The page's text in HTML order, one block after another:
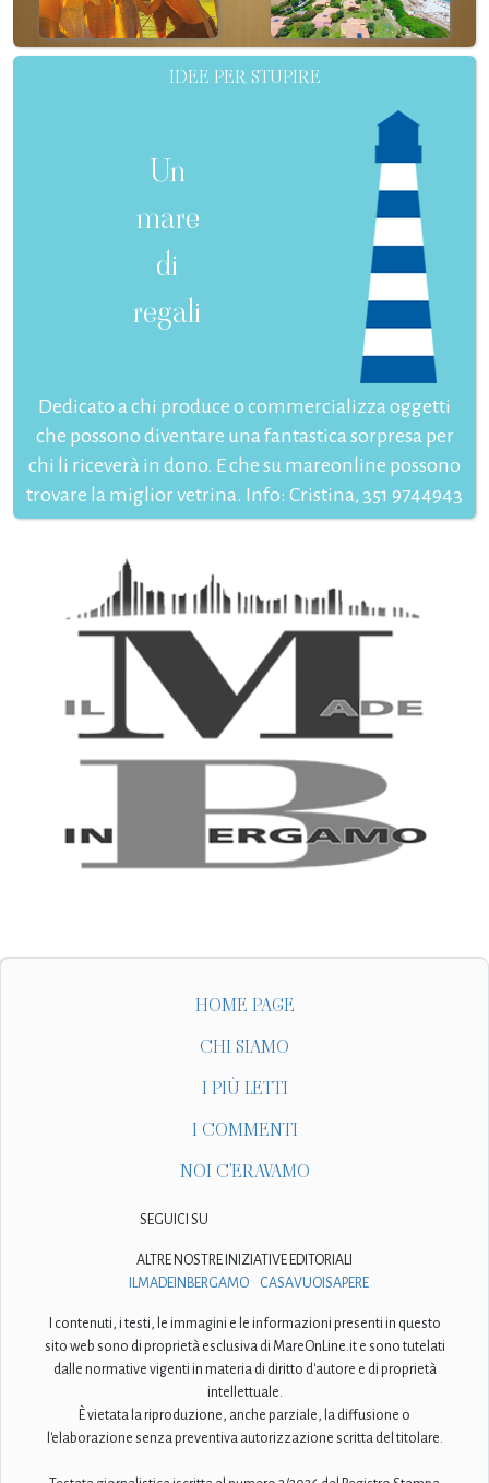
IDEE PER STUPIRE
Un
mare
di
regali
Dedicato a chi produce o commercializza oggetti
che possono diventare una fantastica sorpresa per
chi li riceverà in dono. E che su mareonline possono
trovare la miglior vetrina. Info: Cristina, 351 9744943
HOME PAGE
CHI SIAMO
I PIÙ LETTI
I COMMENTI
NOI C'ERAVAMO
SEGUICI SU
ALTRE NOSTRE INIZIATIVE EDITORIALI
ILMADEINBERGAMO
CASAVUOISAPERE
I contenuti, i testi, le immagini e le informazioni presenti in questo
sito web sono di proprietà esclusiva di MareOnLine.it e sono tutelati
dalle normative vigenti in materia di diritto d'autore e di proprietà
intellettuale.
È vietata la riproduzione, anche parziale, la diffusione o
l'elaborazione senza preventiva autorizzazione scritta del titolare.